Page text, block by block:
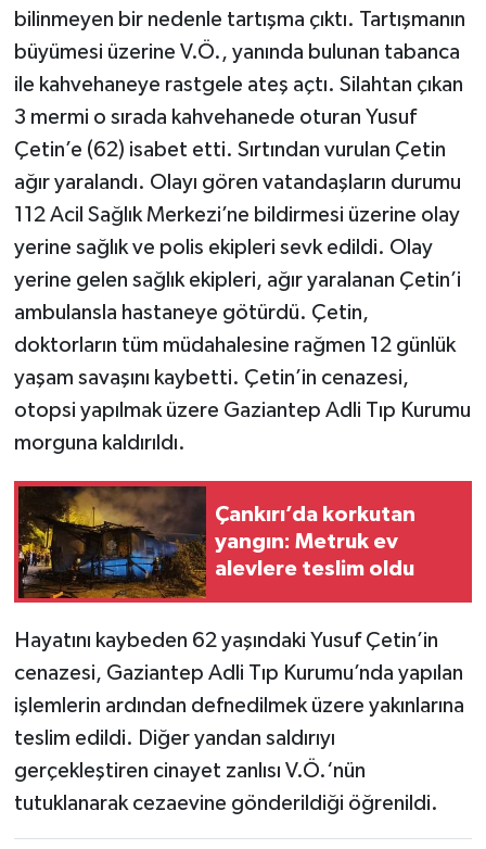
bilinmeyen bir nedenle tartışma çıktı. Tartışmanın
büyümesi üzerine V.Ö., yanında bulunan tabanca
ile kahvehaneye rastgele ateş açtı. Silahtan çıkan
3 mermi o sırada kahvehanede oturan Yusuf
Çetin’e (62) isabet etti. Sırtından vurulan Çetin
ağır yaralandı. Olayı gören vatandaşların durumu
112 Acil Sağlık Merkezi’ne bildirmesi üzerine olay
yerine sağlık ve polis ekipleri sevk edildi. Olay
yerine gelen sağlık ekipleri, ağır yaralanan Çetin’i
ambulansla hastaneye götürdü. Çetin,
doktorların tüm müdahalesine rağmen 12 günlük
yaşam savaşını kaybetti. Çetin’in cenazesi,
otopsi yapılmak üzere Gaziantep Adli Tıp Kurumu
morguna kaldırıldı.
Çankırı’da korkutan
yangın: Metruk ev
alevlere teslim oldu
Hayatını kaybeden 62 yaşındaki Yusuf Çetin’in
cenazesi, Gaziantep Adli Tıp Kurumu’nda yapılan
işlemlerin ardından defnedilmek üzere yakınlarına
teslim edildi. Diğer yandan saldırıyı
gerçekleştiren cinayet zanlısı V.Ö.‘nün
tutuklanarak cezaevine gönderildiği öğrenildi.